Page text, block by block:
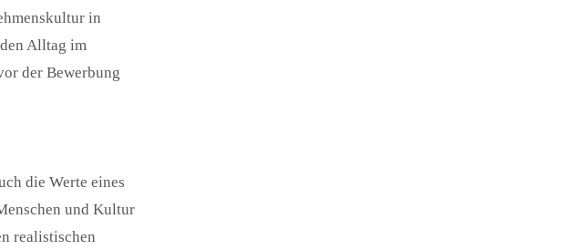
in
Alltag im
der Bewerbung
die Werte eines
und Kultur
realistischen